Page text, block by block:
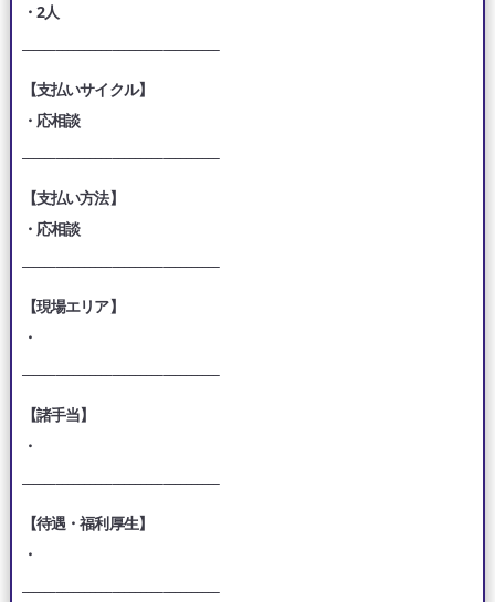
・2人
【支払いサイクル】
・応相談
【支払い方法】
・応相談
【現場エリア】
・
【諸手当】
・
【待遇・福利厚生】
・